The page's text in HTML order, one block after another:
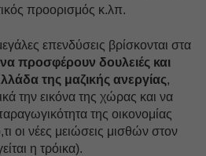
προορισμός κ.λπ.
επενδύσεις βρίσκονται στα
να προσφέρουν δουλειές και
της μαζικής ανεργίας,
την εικόνα της χώρας και να
της οικονομίας
οι νέες μειώσεις μισθών στον
η τρόικα).